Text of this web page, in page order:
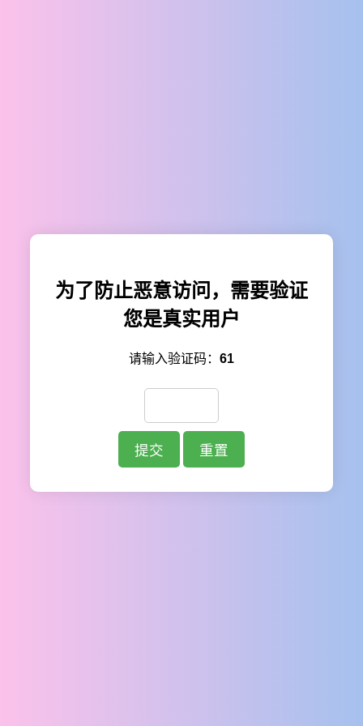
为了防止恶意访问，需要验证
您是真实用户
请输入验证码： 61
提交 重置